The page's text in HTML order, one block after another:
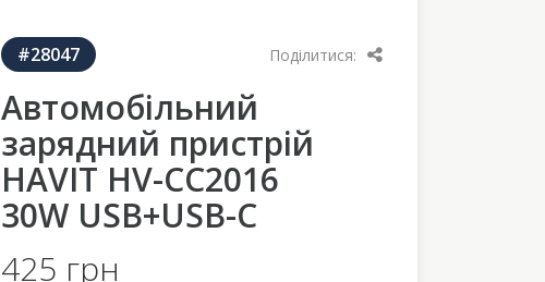
Поділитися:
#28047
Автомобільний
зарядний пристрій
HAVIT HV-CC2016
30W USB+USB-C
425 грн